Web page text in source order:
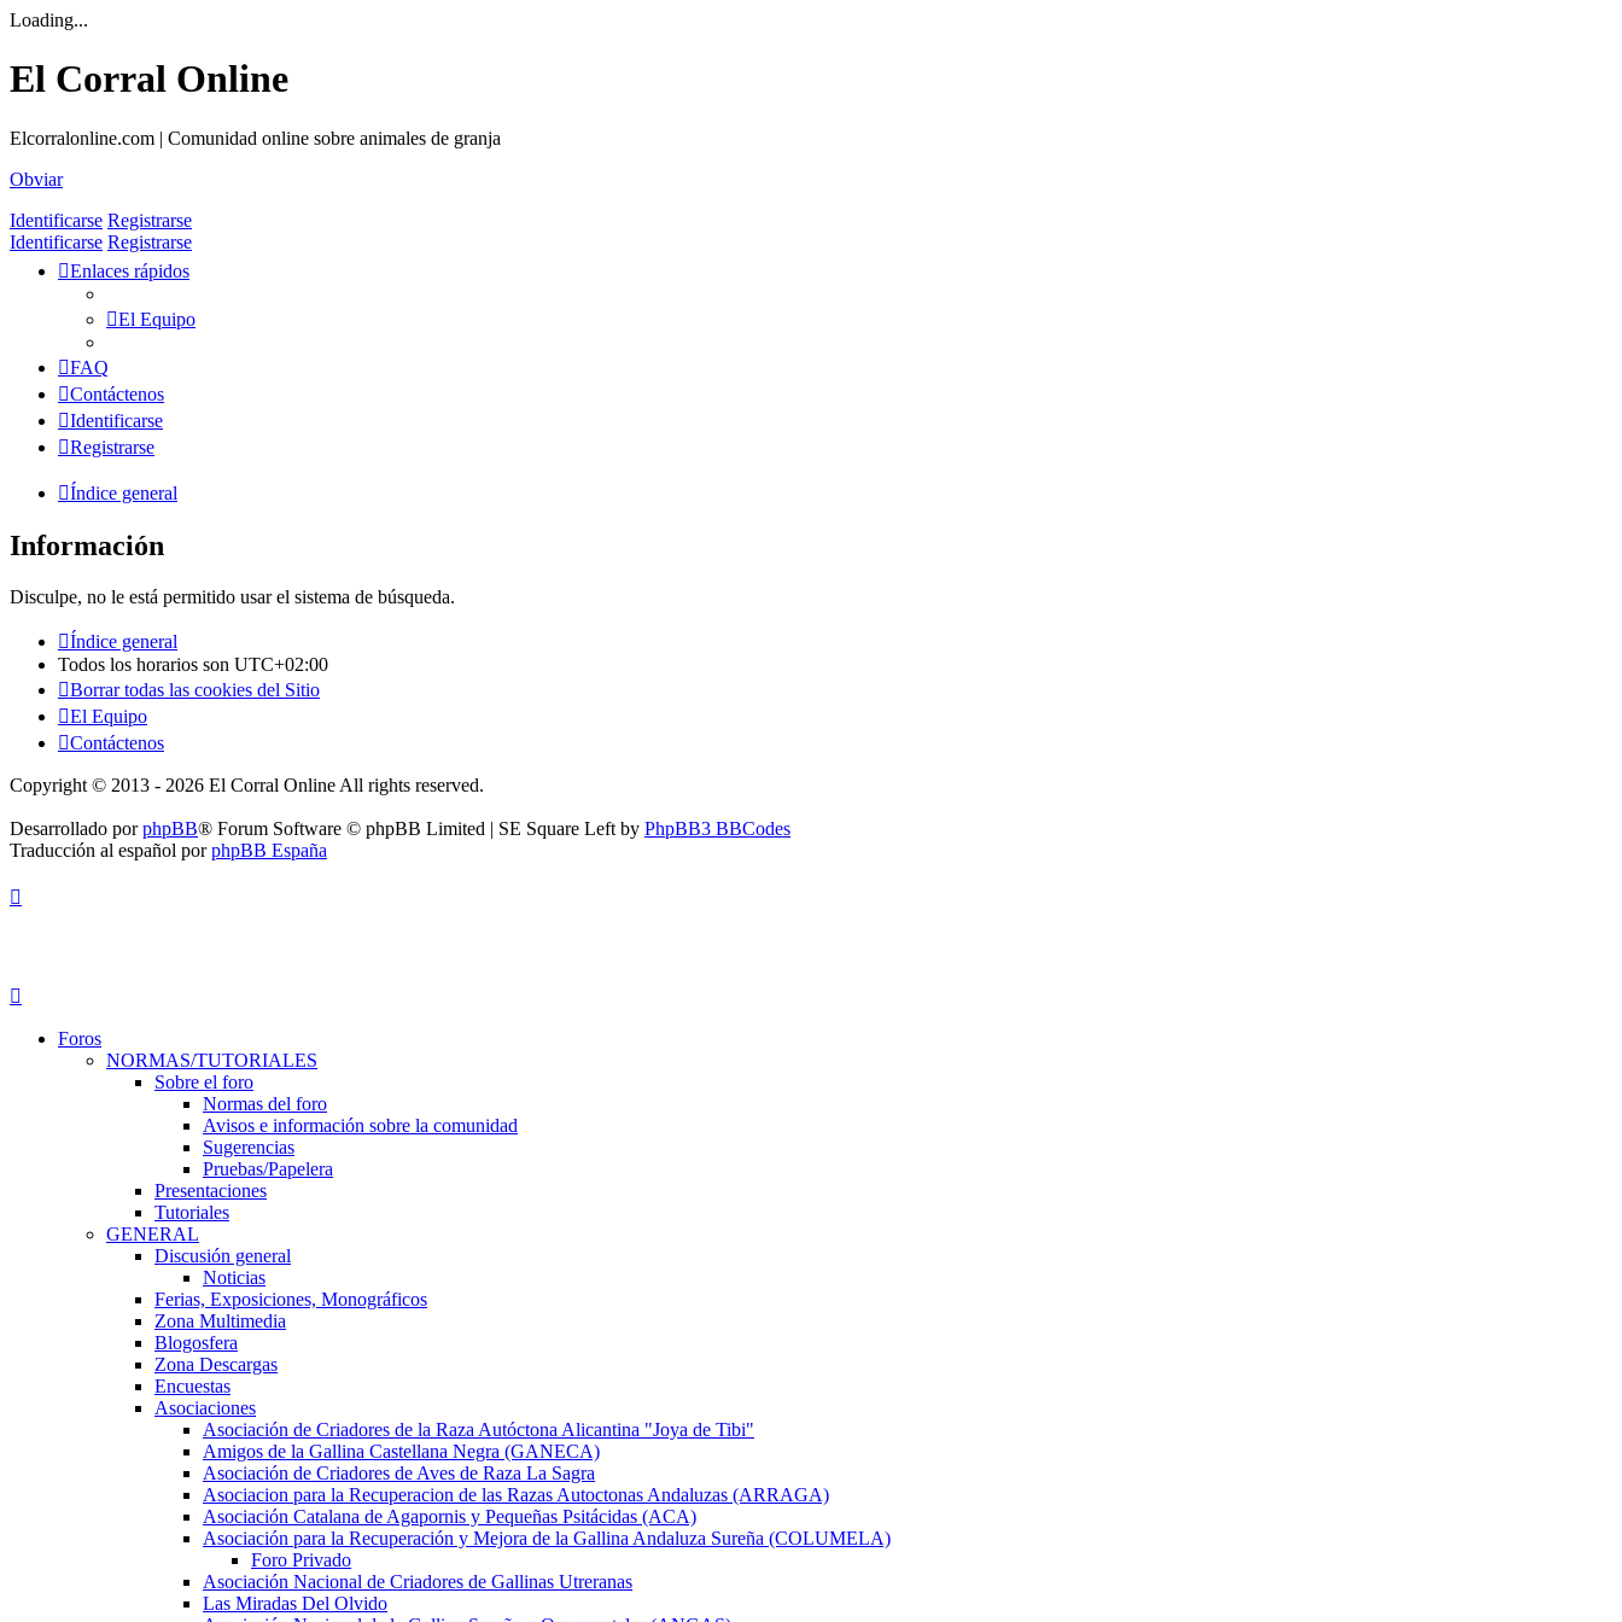
Loading...
El Corral Online
Elcorralonline.com | Comunidad online sobre animales de granja
Obviar
Identificarse Registrarse
Identificarse Registrarse
Enlaces rápidos
El Equipo
FAQ
Contáctenos
Identificarse
Registrarse
Índice general
Información
Disculpe, no le está permitido usar el sistema de búsqueda.
Índice general
Todos los horarios son UTC+02:00
Borrar todas las cookies del Sitio
El Equipo
Contáctenos
Copyright © 2013 - 2026 El Corral Online All rights reserved.
Desarrollado porphpBB® Forum Software © phpBB Limited | SE Square Left by PhpBB3 BBCodes
Traducción al español porphpBB España
Foros
NORMAS/TUTORIALES
Sobre el foro
Normas del foro
Avisos e información sobre la comunidad
Sugerencias
Pruebas/Papelera
Presentaciones
Tutoriales
GENERAL
Discusión general
Noticias
Ferias, Exposiciones, Monográficos
Zona Multimedia
Blogosfera
Zona Descargas
Encuestas
Asociaciones
Asociación de Criadores de la Raza Autóctona Alicantina "Joya de Tibi"
Amigos de la Gallina Castellana Negra (GANECA)
Asociación de Criadores de Aves de Raza La Sagra
Asociacion para la Recuperacion de las Razas Autoctonas Andaluzas (ARRAGA)
Asociación Catalana de Agapornis y Pequeñas Psitácidas (ACA)
Asociación para la Recuperación y Mejora de la Gallina Andaluza Sureña (COLUMELA)
Foro Privado
Asociación Nacional de Criadores de Gallinas Utreranas
Las Miradas Del Olvido